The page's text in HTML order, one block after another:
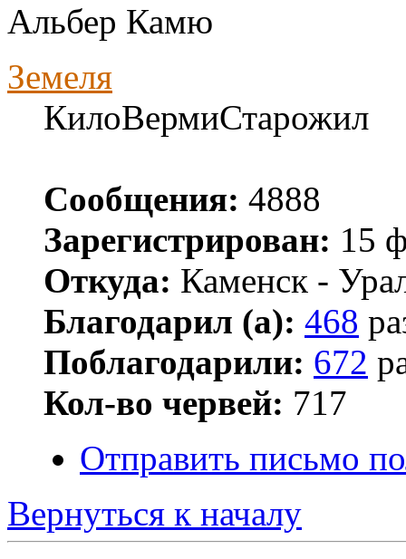
Альбер Камю
Земеля
КилоВермиСтарожил
Сообщения: 4888
Зарегистрирован: 15
Откуда: Каменск -
Благодарил (а): 468
Поблагодарили: 672
Кол-во червей: 717
Отправить письмо
Вернуться к началу